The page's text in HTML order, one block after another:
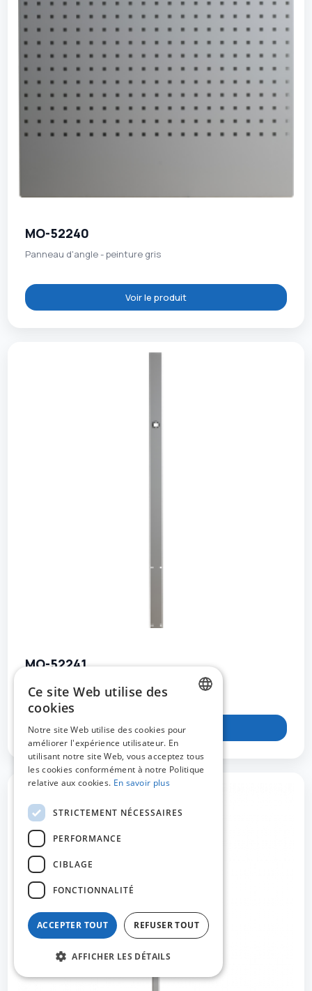
MO-52240
Panneau d'angle - peinture gris
Voir le produit
MO-52241
Montant connecteur double - peinture gris
Voir le produit
FRENCH
ENGLISH
Ce site Web utilise des
cookies
Notre site Web utilise des cookies pour
améliorer l'expérience utilisateur. En
utilisant notre site Web, vous acceptez tous
les cookies conformément à notre Politique
relative aux cookies. En savoir plus
STRICTEMENT NÉCESSAIRES
PERFORMANCE
CIBLAGE
FONCTIONNALITÉ
ACCEPTER TOUT REFUSER TOUT
AFFICHER LES DÉTAILS